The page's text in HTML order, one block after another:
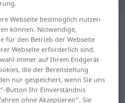
: feminin
antippen)
Webseite bestmöglich nutzen
können. Notwendige,
für den Betrieb der Webseite
Webseite erforderlich sind,
immer auf Ihrem Endgerät
die der Bereitstellung
nur gespeichert, wenn Sie uns
Button Ihr Einverständnis
ohne Akzeptieren“. Sie